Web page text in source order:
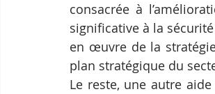
consacrée à
significative à la
en œuvre de la
plan stratégique du
Le reste, une autre